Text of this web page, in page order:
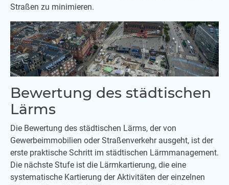
Straßen zu minimieren.
Bewertung des städtischen
Lärms
Die Bewertung des städtischen Lärms, der von
Gewerbeimmobilien oder Straßenverkehr ausgeht, ist der
erste praktische Schritt im städtischen Lärmmanagement.
Die nächste Stufe ist die Lärmkartierung, die eine
systematische Kartierung der Aktivitäten der einzelnen